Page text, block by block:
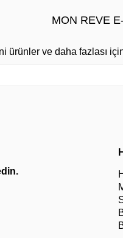
MON REVE
ürünler ve daha fazlası